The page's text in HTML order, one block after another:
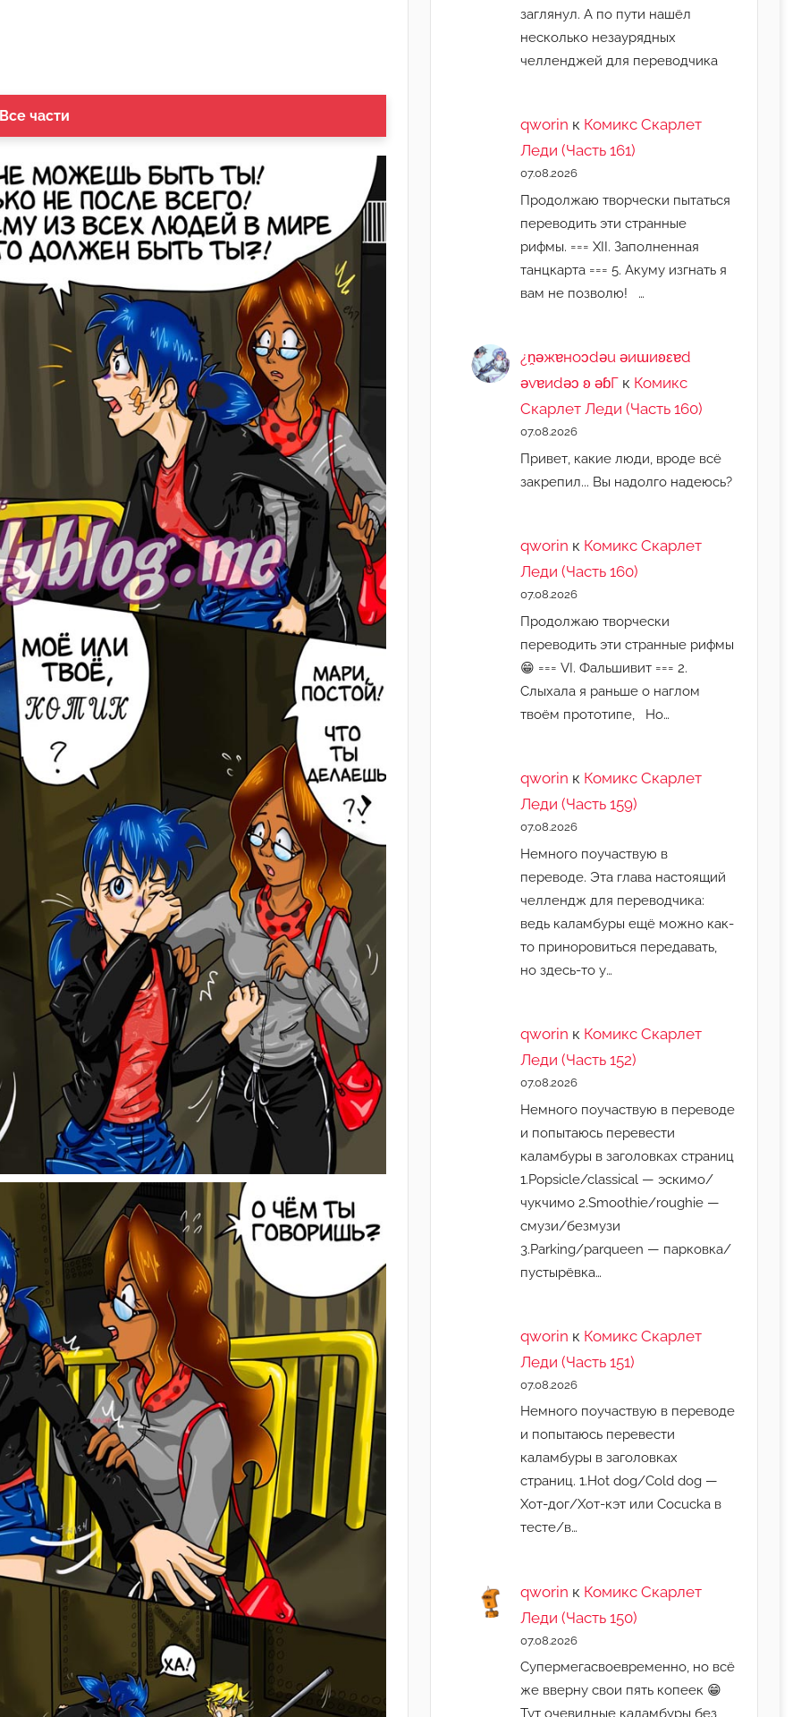
части
заглянул. А по пути нашёл
несколько незаурядных
челленджей для переводчика
qworin к Комикс Скарлет
Леди (Часть 161)
07.08.2026
Продолжаю творчески пытаться
переводить эти странные
рифмы. === XII. Заполненная
танцкарта === 5. Акуму изгнать я
вам не позволю! …
¿n̯ǝжɐноɔdǝu ǝиɯиʚεɐd
ǝvɐиdǝɔ ʚ ǝɓГ к Комикс
Скарлет Леди (Часть 160)
07.08.2026
Привет, какие люди, вроде всё
закрепил... Вы надолго надеюсь?
qworin к Комикс Скарлет
Леди (Часть 160)
07.08.2026
Продолжаю творчески
переводить эти странные рифмы
😁 === VI. Фальшивит === 2.
Слыхала я раньше о наглом
твоём прототипе, Но…
qworin к Комикс Скарлет
Леди (Часть 159)
07.08.2026
Немного поучаствую в
переводе. Эта глава настоящий
челлендж для переводчика:
ведь каламбуры ещё можно как-
то приноровиться передавать,
но здесь-то у…
qworin к Комикс Скарлет
Леди (Часть 152)
07.08.2026
Немного поучаствую в переводе
и попытаюсь перевести
каламбуры в заголовках страниц
1.Popsicle/classical — эскимо/
чукчимо 2.Smoothie/roughie —
смузи/безмузи
3.Parking/parqueen — парковка/
пустырёвка…
qworin к Комикс Скарлет
Леди (Часть 151)
07.08.2026
Немного поучаствую в переводе
и попытаюсь перевести
каламбуры в заголовках
страниц. 1.Hot dog/Cold dog —
Хот-дог/Хот-кэт или Cocucka в
тесте/в…
qworin к Комикс Скарлет
Леди (Часть 150)
07.08.2026
Супермегасвоевременно, но всё
же вверну свои пять копеек 😁
Тут очевидные каламбуры без